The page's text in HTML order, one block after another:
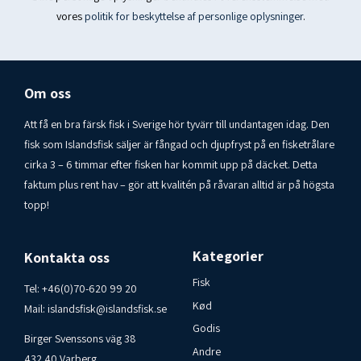
majsolie, aromaer, vanillin.
--------
Næringsværdi 100 g
Energi 1990 kJ / 478 kcal
Fedt 25 g
Kulhydrater 59 g
Heraf sukkerarter 49 g
Protein 5,1 g
Salt 0,3 g
vorespolitik for beskyttelse af personlige oplysninger.
Om oss
Att få en bra färsk fisk i Sverige hör tyvärr till undantagen idag. Den
fisk som Islandsfisk säljer är fångad och djupfryst på en fisketrålare
cirka 3 – 6 timmar efter fisken har kommit upp på däcket. Detta
faktum plus rent hav – gör att kvalitén på råvaran alltid är på högsta
topp!
Kontakta oss
Tel: +46(0)70-620 99 20
Mail: islandsfisk@islandsfisk.se
Birger Svenssons väg 38
Kategorier
Fisk
Kød
Godis
Andre